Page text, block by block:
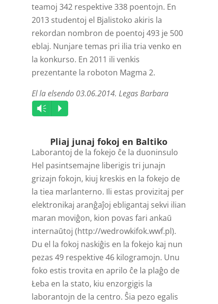
teamoj 342 respektive 338 poentojn. En
2013 studentoj el Bjalistoko akiris la
rekordan nombron de poentoj 493 je 500
eblaj. Nunjare temas pri ilia tria venko en
la konkurso. En 2011 ili venkis
prezentante la roboton Magma 2.
El la elsendo 03.06.2014. Legas Barbara
Audio
Player
Vm P
Pliaj junaj fokoj en Baltiko
Laborantoj de la fokejo ĉe la duoninsulo
Hel pasintsemajne liberigis tri junajn
grizajn fokojn, kiuj kreskis en la fokejo de
la tiea marlanterno. Ili estas provizitaj per
elektronikaj aranĝaĵoj ebligantaj sekvi ilian
maran moviĝon, kion povas fari ankaŭ
internaŭtoj (http://wedrowkifok.wwf.pl).
Du el la fokoj naskiĝis en la fokejo kaj nun
pezas 49 respektive 46 kilogramojn. Unu
foko estis trovita en aprilo ĉe la plaĝo de
Łeba en la stato, kiu enzorgigis la
laborantojn de la centro. Ŝia pezo egalis